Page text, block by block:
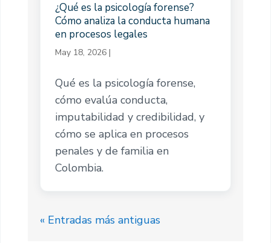
¿Qué es la psicología forense?
Cómo analiza la conducta humana
en procesos legales
May 18, 2026|
Qué es la psicología forense,
cómo evalúa conducta,
imputabilidad y credibilidad, y
cómo se aplica en procesos
penales y de familia en
Colombia.
« Entradas más antiguas